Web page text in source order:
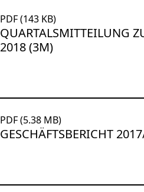
PDF (143 KB)
QUARTALSMITTEILUNG
2018 (3M)
PDF (5.38 MB)
GESCHÄFTSBERICHT